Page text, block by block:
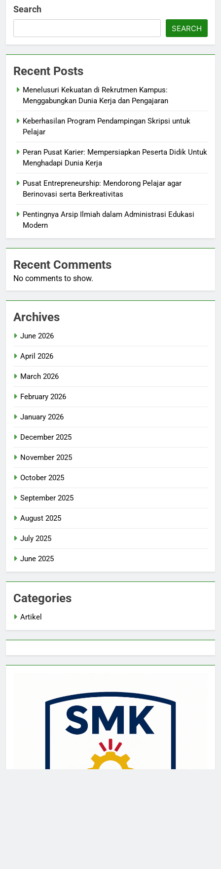
Search
SEARCH
Recent Posts
Menelusuri Kekuatan di Rekrutmen Kampus:
Menggabungkan Dunia Kerja dan Pengajaran
Keberhasilan Program Pendampingan Skripsi untuk
Pelajar
Peran Pusat Karier: Mempersiapkan Peserta Didik Untuk
Menghadapi Dunia Kerja
Pusat Entrepreneurship: Mendorong Pelajar agar
Berinovasi serta Berkreativitas
Pentingnya Arsip Ilmiah dalam Administrasi Edukasi
Modern
Recent Comments
No comments to show.
Archives
June 2026
April 2026
March 2026
February 2026
January 2026
December 2025
November 2025
October 2025
September 2025
August 2025
July 2025
June 2025
Categories
Artikel